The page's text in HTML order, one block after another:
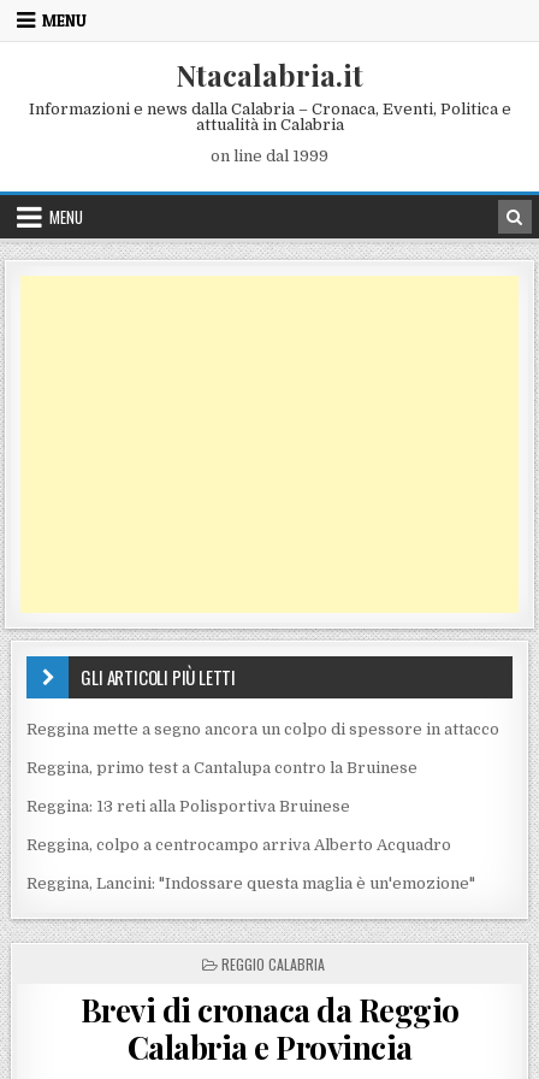
Skip to content
MENU
Ntacalabria.it
Informazioni e news dalla Calabria – Cronaca, Eventi, Politica e
attualità in Calabria
on line dal 1999
MENU
GLI ARTICOLI PIÙ LETTI
Reggina mette a segno ancora un colpo di spessore in attacco
Reggina, primo test a Cantalupa contro la Bruinese
Reggina: 13 reti alla Polisportiva Bruinese
Reggina, colpo a centrocampo arriva Alberto Acquadro
Reggina, Lancini: "Indossare questa maglia è un'emozione"
POSTED IN
REGGIO CALABRIA
Brevi di cronaca da Reggio
Calabria e Provincia